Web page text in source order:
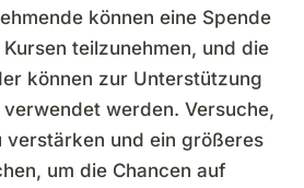
können eine Spende
teilzunehmen, und die
können zur Unterstützung
werden. Versuche,
verstärken und ein größeres
um die Chancen auf